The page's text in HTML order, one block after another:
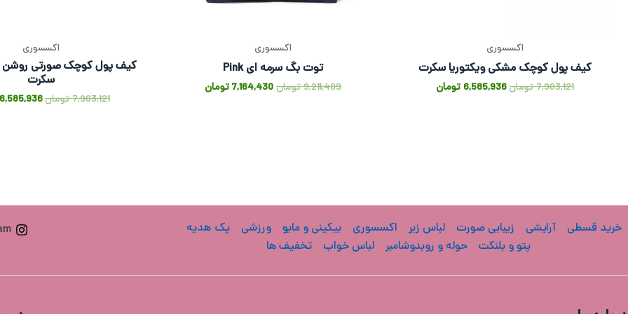
اکسسوری
کیف پول کوچک مشکی ویکتوریا سکرت
7,903,121تومان6,585,936 تومان
اکسسوری
توت بگ سرمه ای Pink
9,211,409تومان7,164,430 تومان
اکسسوری
کیف پول کوچک صورتی روشن
سکرت
7,903,121تومان
خرید قسطی آرایشی زیبایی صورت لباس زیر اکسسوری بیکینی و مایو ورزشی
پک هدیه
پتو و بلنکت
حوله و روبدوشامبر لباس خواب تخفیف ها